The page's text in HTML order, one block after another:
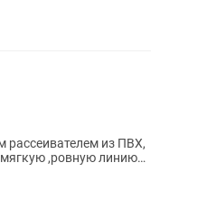
из ПВХ,
,ровную линию